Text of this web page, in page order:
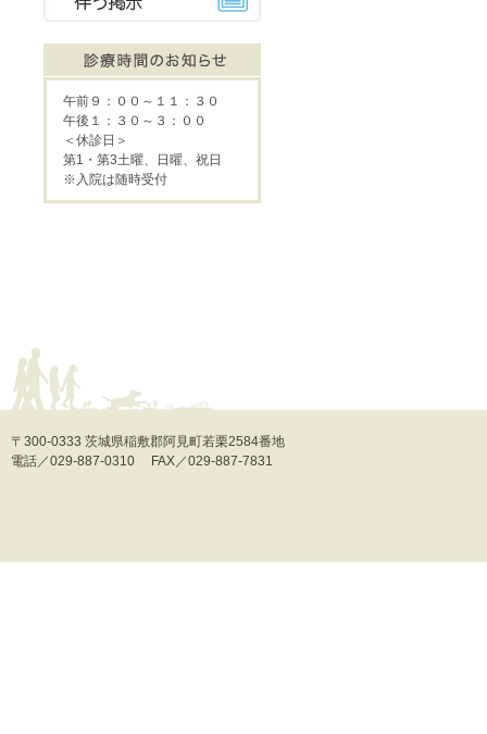
午前９：００～１１：３０
午後１：３０～３：００
＜休診日＞
第1・第3土曜、日曜、祝日
※入院は随時受付
〒300-0333 茨城県稲敷郡阿見町若栗2584番地
電話／029-887-0310 FAX／029-887-7831